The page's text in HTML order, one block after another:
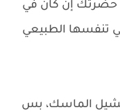
حضرتك إن كان في
تنفسها الطبيعي
تشيل الماسك، بس